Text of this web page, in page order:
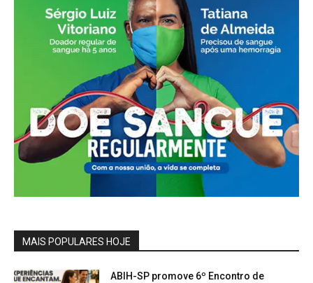
MAIS POPULARES HOJE
ABIH-SP promove 6º Encontro de